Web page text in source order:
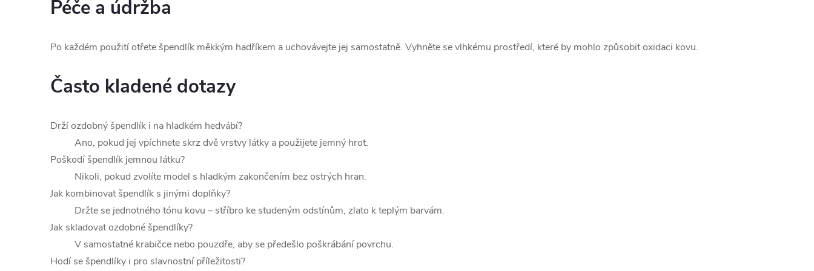
u
Péče a údržba
Po každém použití otřete špendlík měkkým hadříkem a uchovávejte jej samostatně. Vyhněte se vlhkému prostředí, které by mohlo způsobit oxidaci kovu.
Často kladené dotazy
Drží ozdobný špendlík i na hladkém hedvábí?
Ano, pokud jej vpíchnete skrz dvě vrstvy látky a použijete jemný hrot.
Poškodí špendlík jemnou látku?
Nikoli, pokud zvolíte model s hladkým zakončením bez ostrých hran.
Jak kombinovat špendlík s jinými doplňky?
Držte se jednotného tónu kovu – stříbro ke studeným odstínům, zlato k teplým barvám.
Jak skladovat ozdobné špendlíky?
V samostatné krabičce nebo pouzdře, aby se předešlo poškrábání povrchu.
Hodí se špendlíky i pro slavnostní příležitosti?